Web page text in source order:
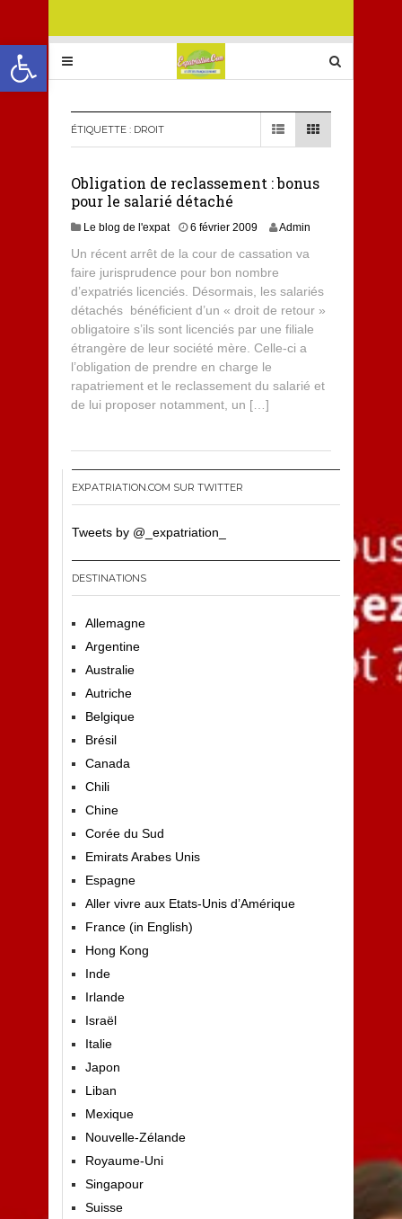
Ouvrir la barre d’outils
ÉTIQUETTE : DROIT
Obligation de reclassement : bonus
pour le salarié détaché
Le blog de l'expat 6 février 2009 Admin
Un récent arrêt de la cour de cassation va
faire jurisprudence pour bon nombre
d’expatriés licenciés. Désormais, les salariés
détachés bénéficient d’un « droit de retour »
obligatoire s’ils sont licenciés par une filiale
étrangère de leur société mère. Celle-ci a
l’obligation de prendre en charge le
rapatriement et le reclassement du salarié et
de lui proposer notamment, un […]
EXPATRIATION.COM SUR TWITTER
Tweets by @_expatriation_
DESTINATIONS
Allemagne
Argentine
Australie
Autriche
Belgique
Brésil
Canada
Chili
Chine
Corée du Sud
Emirats Arabes Unis
Espagne
Aller vivre aux Etats-Unis d’Amérique
France (in English)
Hong Kong
Inde
Irlande
Israël
Italie
Japon
Liban
Mexique
Nouvelle-Zélande
Royaume-Uni
Singapour
Suisse